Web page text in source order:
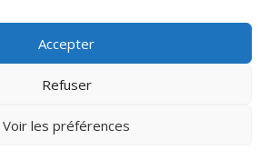
Accepter
Refuser
Voir les préférences
façon dont les données de vos
traitées.